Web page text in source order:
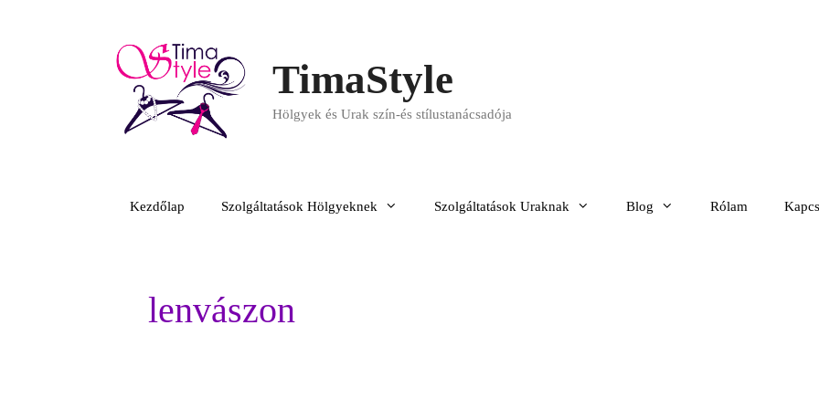
TimaStyle
Hölgyek és Urak szín-és stílustanácsadója
Kezdőlap Szolgáltatások Hölgyeknek Szolgáltatások Uraknak Blog Rólam
lenvászon